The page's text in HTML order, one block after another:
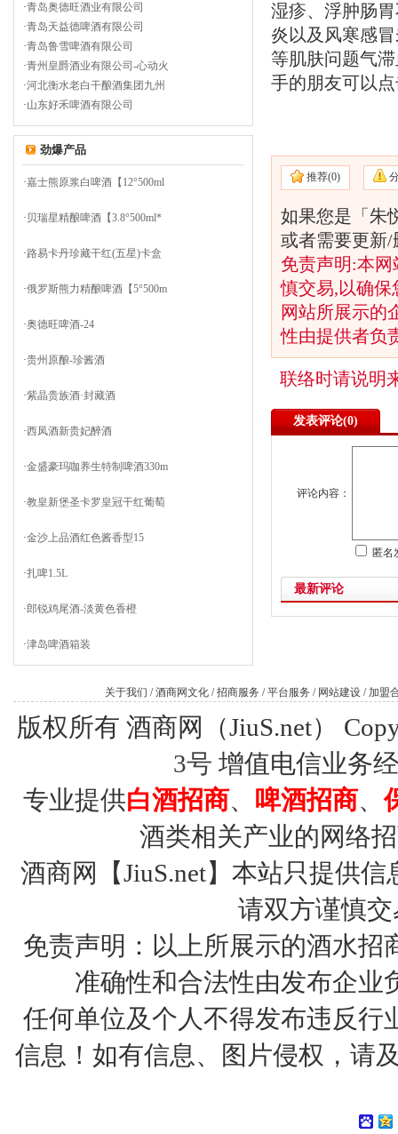
·青岛奥德旺酒业有限公司
·青岛天益德啤酒有限公司
·青岛鲁雪啤酒有限公司
·青州皇爵酒业有限公司-心动火
·河北衡水老白干酿酒集团九州
·山东好禾啤酒有限公司
劲爆产品
·嘉士熊原浆白啤酒【12°500ml
· 贝瑞星精酿啤酒【3.8°500ml*
·路易卡丹珍藏干红(五星)卡盒
·俄罗斯熊力精酿啤酒【5°500m
·奥德旺啤酒-24
·贵州原酿-珍酱酒
·紫晶贵族酒·封藏酒
·西凤酒新贵妃醉酒
·金盛豪玛咖养生特制啤酒330m
·教皇新堡圣卡罗皇冠干红葡萄
·金沙上品酒红色酱香型15
·扎啤1.5L
·郎锐鸡尾酒-淡黄色香橙
·津岛啤酒箱装
湿疹、浮肿肠
炎以及风寒感
等肌肤问题气
手的朋友可以
推荐(0)
如果您是「朱
或者需要更新
免责声明:本
慎交易,以确
网站所展示的
性由提供者负
联络时请说明
发表评论(0)
评论内容：
匿
最新评论
关于我们 /酒商网文化 /招商服务 /平台服务 / 网站建设 /加盟
版权所有 酒商网（JiuS.net）
3号 增值电信业务
专业提供白酒招商、 啤酒招商、
酒类相关产业的网络
酒商网【JiuS.net】本站只提供
请双方谨慎
免责声明：以上所展示的酒水
准确性和合法性由发布企业
任何单位及个人不得发布违反行
信息！如有信息、图片侵权，请